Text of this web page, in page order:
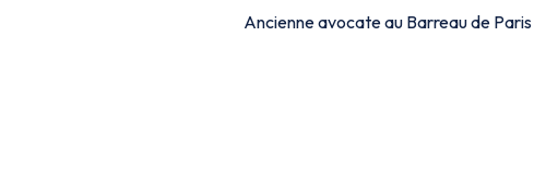
Ancienne avocate au Barreau de Paris